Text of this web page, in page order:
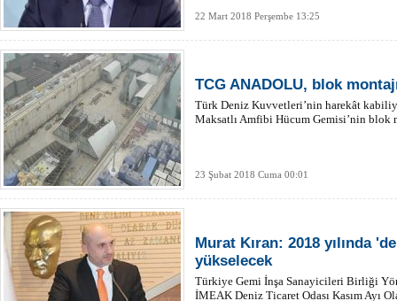
22 Mart 2018 Perşembe 13:25
TCG ANADOLU, blok
Türk Deniz Kuvvetleri’nin harekât
Maksatlı Amfibi Hücum Gemisi’nin blok
23 Şubat 2018 Cuma 00:01
Murat Kıran: 2018 yılında
yükselecek
Türkiye Gemi İnşa Sanayicileri Birliği
İMEAK Deniz Ticaret Odası Kasım Ayı